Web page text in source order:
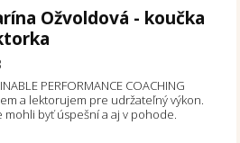
Ožvoldová - koučka
PERFORMANCE COACHING
a lektorujem pre udržateľný výkon.
mohli byť úspešní a aj v pohode.